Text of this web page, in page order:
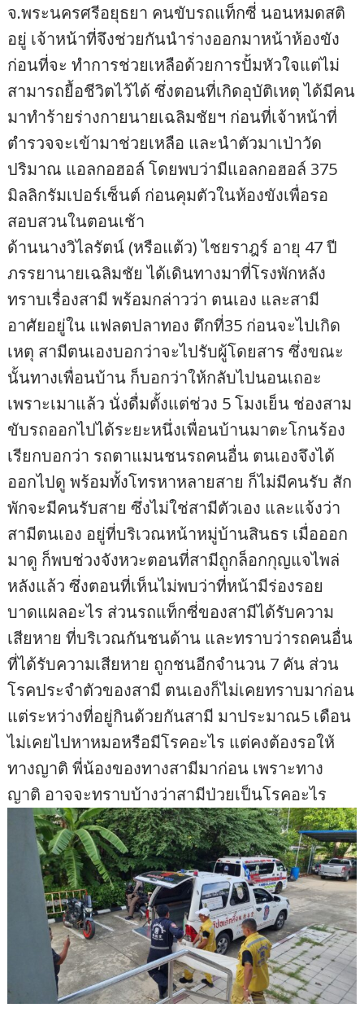
จ.พระนครศรีอยุธยา คนขับรถแท็กซี่ นอนหมดสติ
อยู่ เจ้าหน้าที่จึงช่วยกันนำร่างออกมาหน้าห้องขัง
ก่อนที่จะ ทำการช่วยเหลือด้วยการปั้มหัวใจแต่ไม่
สามารถยื้อชีวิตไว้ได้ ซึ่งตอนที่เกิดอุบัติเหตุ ได้มีคน
มาทำร้ายร่างกายนายเฉลิมชัยฯ ก่อนที่เจ้าหน้าที่
ตำรวจจะเข้ามาช่วยเหลือ และนำตัวมาเป่าวัด
ปริมาณ แอลกอฮอล์ โดยพบว่ามีแอลกอฮอล์ 375
มิลลิกรัมเปอร์เซ็นต์ ก่อนคุมตัวในห้องขังเพื่อรอ
สอบสวนในตอนเช้า
ด้านนางวิไลรัตน์ (หรือแต้ว) ไชยราฎร์ อายุ 47 ปี
ภรรยานายเฉลิมชัย ได้เดินทางมาที่โรงพักหลัง
ทราบเรื่องสามี พร้อมกล่าวว่า ตนเอง และสามี
อาศัยอยู่ใน แฟลตปลาทอง ตึกที่35 ก่อนจะไปเกิด
เหตุ สามีตนเองบอกว่าจะไปรับผู้โดยสาร ซึ่งขณะ
นั้นทางเพื่อนบ้าน ก็บอกว่าให้กลับไปนอนเถอะ
เพราะเมาแล้ว นั่งดื่มตั้งแต่ช่วง 5 โมงเย็น ช่องสาม
ขับรถออกไปได้ระยะหนึ่งเพื่อนบ้านมาตะโกนร้อง
เรียกบอกว่า รถตาแมนชนรถคนอื่น ตนเองจึงได้
ออกไปดู พร้อมทั้งโทรหาหลายสาย ก็ไม่มีคนรับ สัก
พักจะมีคนรับสาย ซึ่งไม่ใช่สามีตัวเอง และแจ้งว่า
สามีตนเอง อยู่ที่บริเวณหน้าหมู่บ้านสินธร เมื่อออก
มาดู ก็พบช่วงจังหวะตอนที่สามีถูกล็อกกุญแจไพล่
หลังแล้ว ซึ่งตอนที่เห็นไม่พบว่าที่หน้ามีร่องรอย
บาดแผลอะไร ส่วนรถแท็กซี่ของสามีได้รับความ
เสียหาย ที่บริเวณกันชนด้าน และทราบว่ารถคนอื่น
ที่ได้รับความเสียหาย ถูกชนอีกจำนวน 7 คัน ส่วน
โรคประจำตัวของสามี ตนเองก็ไม่เคยทราบมาก่อน
แต่ระหว่างที่อยู่กินด้วยกันสามี มาประมาณ5 เดือน
ไม่เคยไปหาหมอหรือมีโรคอะไร แต่คงต้องรอให้
ทางญาติ พี่น้องของทางสามีมาก่อน เพราะทาง
ญาติ อาจจะทราบบ้างว่าสามีป่วยเป็นโรคอะไร